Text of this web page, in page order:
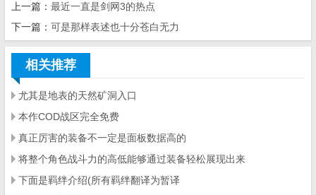
上一篇： 最近一直是剑网3的热点
下一篇： 可是那样表述也十分苍白无力
相关推荐
尤其是地表的天然矿洞入口
本作COD战区完全免费
真正厉害的装备不一定是面板数据高的
将整个角色战斗力的高低能够通过装备轻松展现出来
下面是羁绊介绍(所有羁绊翻译为暂译